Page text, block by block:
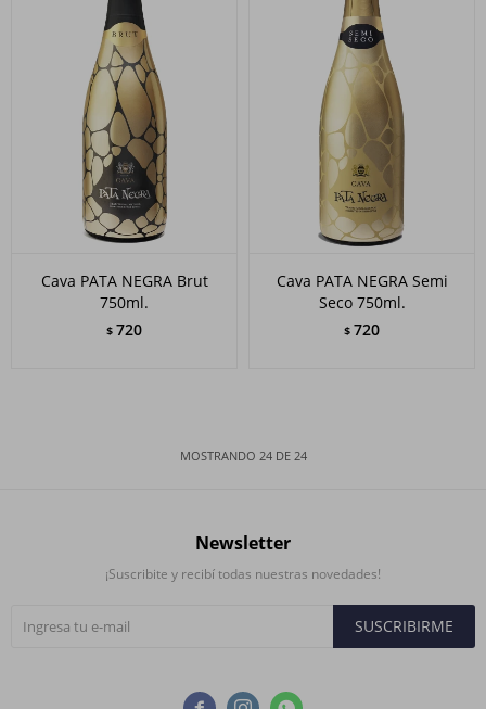
Cava PATA NEGRA Brut
750ml.
$ 720
Cava PATA NEGRA Semi
Seco 750ml.
$ 720
MOSTRANDO 24DE 24
Newsletter
¡Suscribite y recibí todas nuestras novedades!
SUSCRIBIRME